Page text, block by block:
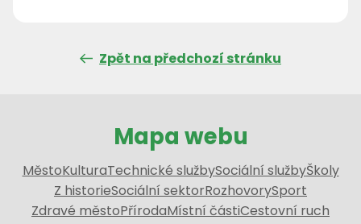
Zpět na předchozí stránku
Mapa webu
MěstoKulturaTechnické službySociální službyŠkoly
Z historieSociální sektorRozhovorySport
Zdravé městoPřírodaMístní částiCestovní ruch